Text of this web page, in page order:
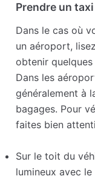
Prendre un
Dans le cas où
un aéroport,
obtenir quelques
Dans les
généralement à
bagages. Pour
faites bien
Sur le toit du
lumineux avec